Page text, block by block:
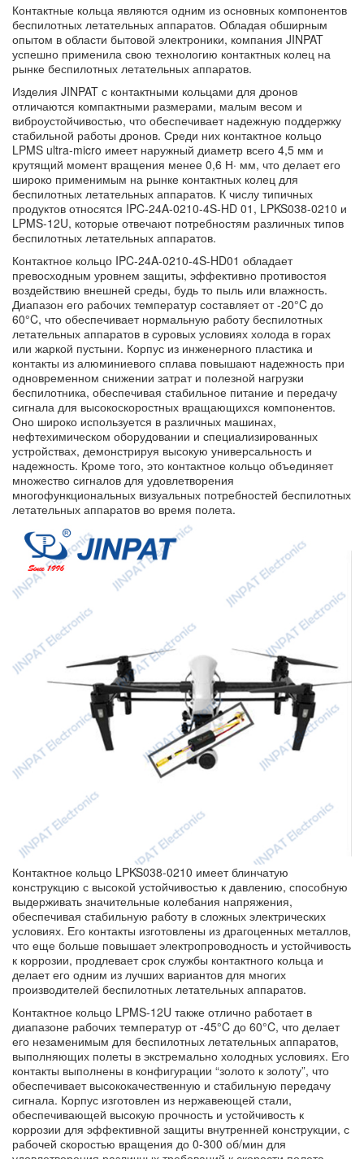
Контактные кольца являются одним из основных компонентов
беспилотных летательных аппаратов. Обладая обширным
опытом в области бытовой электроники, компания JINPAT
успешно применила свою технологию контактных колец на
рынке беспилотных летательных аппаратов.
Изделия JINPAT с контактными кольцами для дронов
отличаются компактными размерами, малым весом и
виброустойчивостью, что обеспечивает надежную поддержку
стабильной работы дронов. Среди них контактное кольцо
LPMS ultra-micro имеет наружный диаметр всего 4,5 мм и
крутящий момент вращения менее 0,6 Н· мм, что делает его
широко применимым на рынке контактных колец для
беспилотных летательных аппаратов. К числу типичных
продуктов относятся IPC-24A-0210-4S-HD 01, LPKS038-0210 и
LPMS-12U, которые отвечают потребностям различных типов
беспилотных летательных аппаратов.
Контактное кольцо IPC-24A-0210-4S-HD01 обладает
превосходным уровнем защиты, эффективно противостоя
воздействию внешней среды, будь то пыль или влажность.
Диапазон его рабочих температур составляет от -20°C до
60°C, что обеспечивает нормальную работу беспилотных
летательных аппаратов в суровых условиях холода в горах
или жаркой пустыни. Корпус из инженерного пластика и
контакты из алюминиевого сплава повышают надежность при
одновременном снижении затрат и полезной нагрузки
беспилотника, обеспечивая стабильное питание и передачу
сигнала для высокоскоростных вращающихся компонентов.
Оно широко используется в различных машинах,
нефтехимическом оборудовании и специализированных
устройствах, демонстрируя высокую универсальность и
надежность. Кроме того, это контактное кольцо объединяет
множество сигналов для удовлетворения
многофункциональных визуальных потребностей беспилотных
летательных аппаратов во время полета.
Контактное кольцо LPKS038-0210 имеет блинчатую
конструкцию с высокой устойчивостью к давлению, способную
выдерживать значительные колебания напряжения,
обеспечивая стабильную работу в сложных электрических
условиях. Его контакты изготовлены из драгоценных металлов,
что еще больше повышает электропроводность и устойчивость
к коррозии, продлевает срок службы контактного кольца и
делает его одним из лучших вариантов для многих
производителей беспилотных летательных аппаратов.
Контактное кольцо LPMS-12U также отлично работает в
диапазоне рабочих температур от -45°C до 60°C, что делает
его незаменимым для беспилотных летательных аппаратов,
выполняющих полеты в экстремально холодных условиях. Его
контакты выполнены в конфигурации “золото к золоту”, что
обеспечивает высококачественную и стабильную передачу
сигнала. Корпус изготовлен из нержавеющей стали,
обеспечивающей высокую прочность и устойчивость к
коррозии для эффективной защиты внутренней конструкции, с
рабочей скоростью вращения до 0-300 об/мин для